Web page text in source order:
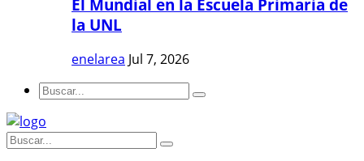
El Mundial en la Escuela Primaria de
la UNL
enelarea Jul 7, 2026